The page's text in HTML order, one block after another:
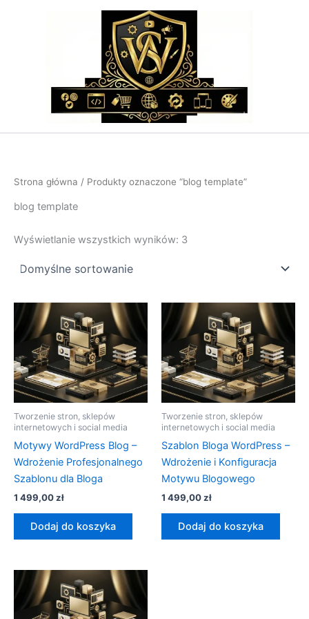
Strona główna / Produkty oznaczone “blog template”
blog template
Wyświetlanie wszystkich wyników: 3
Tworzenie stron, sklepów
internetowych i social media
Motywy WordPress Blog –
Wdrożenie Profesjonalnego
Szablonu dla Bloga
1 499,00zł
Dodaj do koszyka
Tworzenie stron, sklepów
internetowych i social media
Szablon Bloga WordPress –
Wdrożenie i Konfiguracja
Motywu Blogowego
1 499,00zł
Dodaj do koszyka